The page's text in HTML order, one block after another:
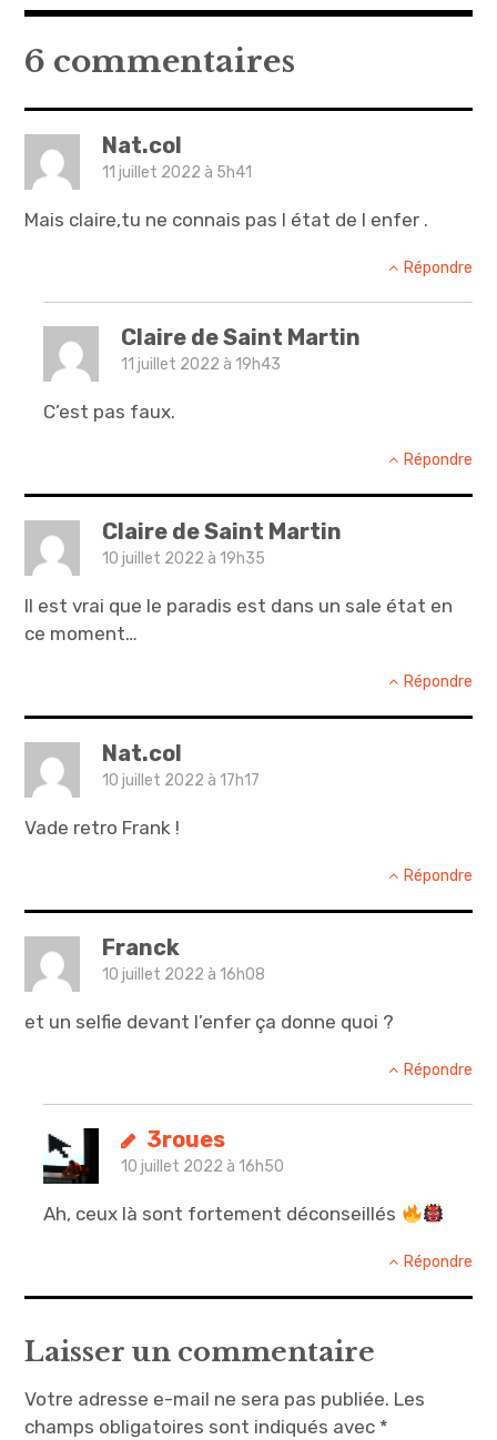
l’article
6 commentaires
Nat.col
11 juillet 2022 à 5h41
Mais claire,tu ne connais pas l état de l enfer .
Répondre
Claire de Saint Martin
11 juillet 2022 à 19h43
C’est pas faux.
Répondre
Claire de Saint Martin
10 juillet 2022 à 19h35
Il est vrai que le paradis est dans un sale état en
ce moment…
Répondre
Nat.col
10 juillet 2022 à 17h17
Vade retro Frank !
Répondre
Franck
10 juillet 2022 à 16h08
et un selfie devant l’enfer ça donne quoi ?
Répondre
3roues
10 juillet 2022 à 16h50
Ah, ceux là sont fortement déconseillés
Répondre
Laisser un commentaire
Votre adresse e-mail ne sera pas publiée. Les
champs obligatoires sont indiqués avec *